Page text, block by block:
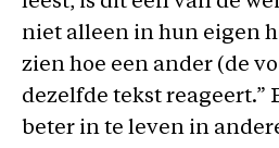
niet alleen in hun eigen
zien hoe een ander (de
dezelfde tekst reageert.”
beter in te leven in